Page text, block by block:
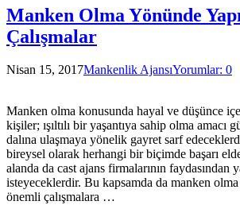
Manken Olma Yönünde
Çalışmalar
Nisan 15, 2017Mankenlik AjansıYorumlar: 0
Manken olma konusunda hayal ve düşünce
kişiler; ışıltılı bir yaşantıya sahip olma amacı
dalına ulaşmaya yönelik gayret sarf
bireysel olarak herhangi bir biçimde başarı
alanda da cast ajans firmalarının faydasından
isteyeceklerdir. Bu kapsamda da manken
önemli çalışmalara …